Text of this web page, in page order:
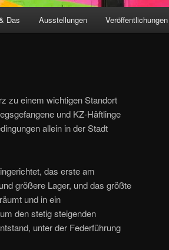
Das Ausstellungen Veröffentlichungen
zu einem wichtigen Standort
und KZ-Häftlinge
allein in der Stadt
das erste am
größere Lager, und das größte
und in ein
den stetig steigenden
unter der Federführung